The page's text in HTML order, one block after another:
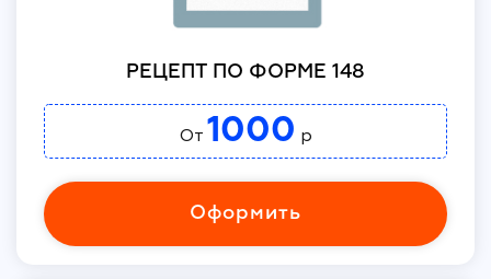
РЕЦЕПТ ПО ФОРМЕ 148
От 1000 р
Оформить